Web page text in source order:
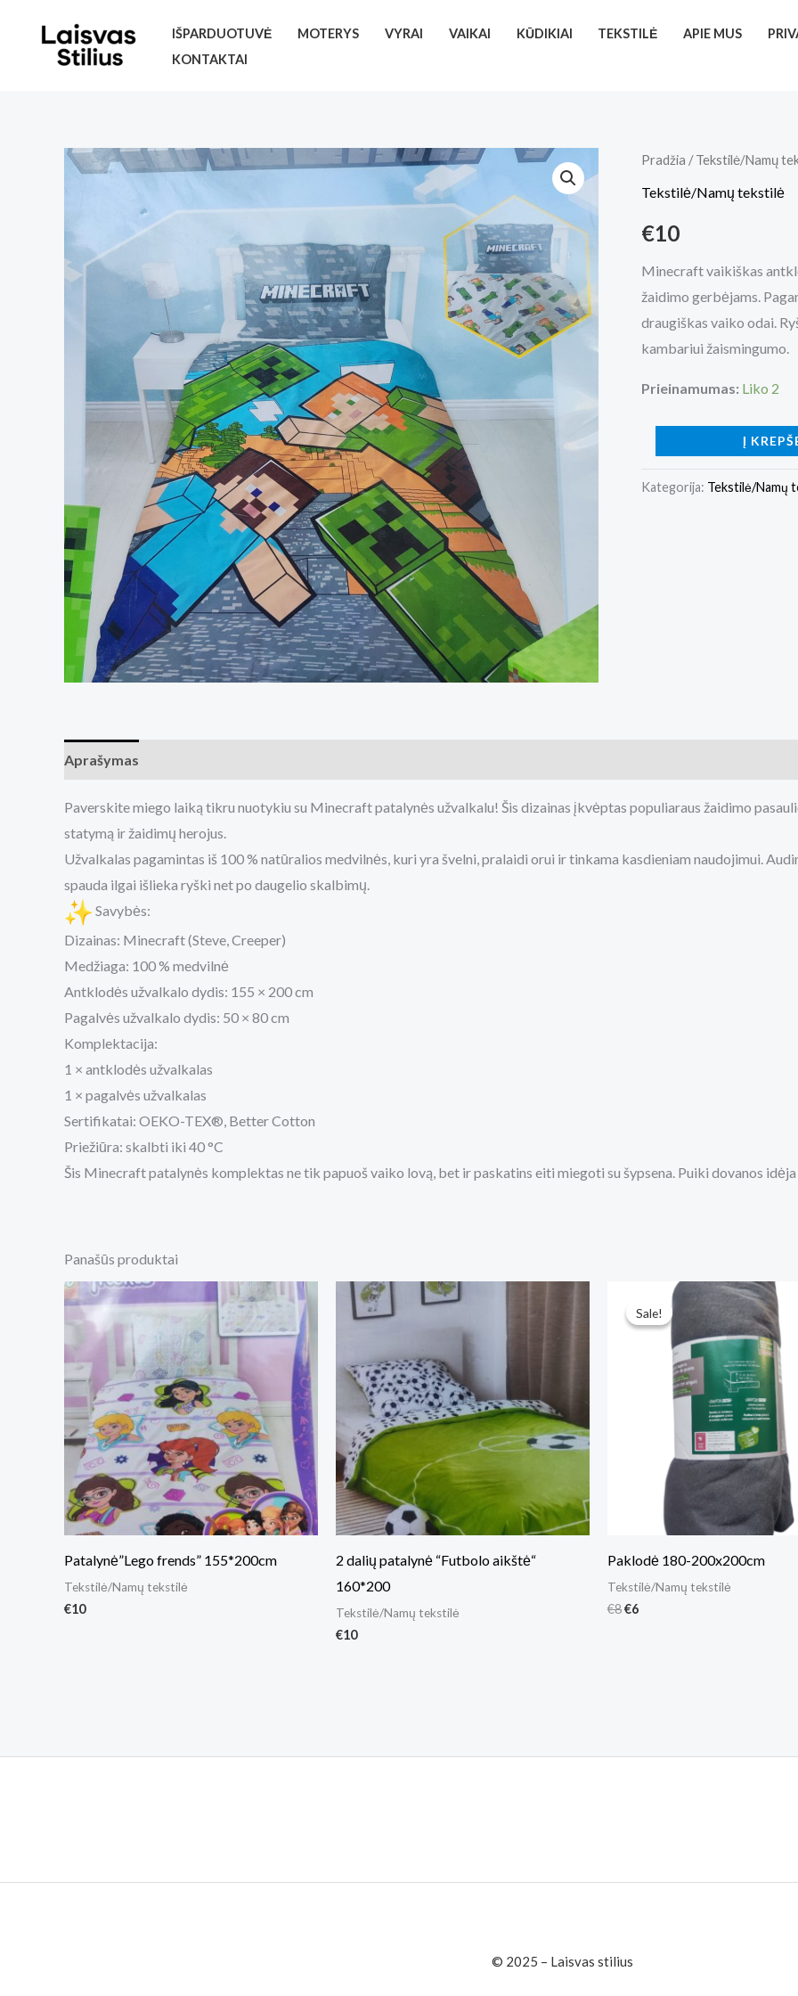
IŠPARDUOTUVĖ MOTERYS VYRAI VAIKAI KŪDIKIAI TEKSTILĖ APIE MUS
KONTAKTAI
Pradžia /Tekstilė/Namų
Tekstilė/Namų tekstilė
€10
Minecraft vaikiškas
žaidimo gerbėjams.
draugiškas vaiko odai.
kambariui žaismingumo.
Prieinamumas: Liko 2
produkto
kiekis:
patalynė"Minecraft"
Į
Kategorija: Tekstilė/Namų
Aprašymas
Paverskite miego laiką tikru nuotykiu su Minecraft patalynės užvalkalu! Šis dizainas įkvėptas populiaraus žaidimo
statymą ir žaidimų herojus.
Užvalkalas pagamintas iš 100 % natūralios medvilnės, kuri yra švelni, pralaidi orui ir tinkama kasdieniam naudojimui.
spauda ilgai išlieka ryški net po daugelio skalbimų.
Savybės:
Dizainas: Minecraft (Steve, Creeper)
Medžiaga: 100 % medvilnė
Antklodės užvalkalo dydis: 155 × 200 cm
Pagalvės užvalkalo dydis: 50 × 80 cm
Komplektacija:
1 × antklodės užvalkalas
1 × pagalvės užvalkalas
Sertifikatai: OEKO-TEX®, Better Cotton
Priežiūra: skalbti iki 40 °C
Šis Minecraft patalynės komplektas ne tik papuoš vaiko lovą, bet ir paskatins eiti miegoti su šypsena. Puiki dovanos
Panašūs produktai
Patalynė”Lego frends” 155*200cm
Tekstilė/Namų tekstilė
€10
2 dalių patalynė “Futbolo aikštė“
160*200
Tekstilė/Namų tekstilė
€10
Sale!
Sale!
Paklodė 180-200x200cm
Tekstilė/Namų tekstilė
€8
was:
€6
Current
is:
© 2025 – Laisvas stilius